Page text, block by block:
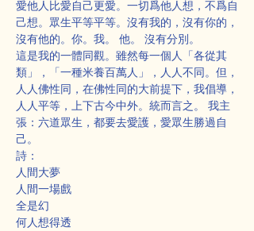
愛他人比愛自己更愛。一切爲他人想，不爲自
己想。眾生平等平等。沒有我的，沒有你的，
沒有他的。你。我。 他。 沒有分別。
這是我的一體同觀。雖然每一個人「各從其
類」，「一種米養百萬人」，人人不同。但，
人人佛性同，在佛性同的大前提下，我倡導，
人人平等，上下古今中外。統而言之。 我主
張：六道眾生，都要去愛護，愛眾生勝過自
己。
詩：
人間大夢
人間一場戲
全是幻
何人想得透